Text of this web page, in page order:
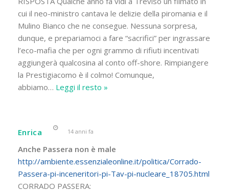
cui il neo-ministro cantava le delizie della piromania e il
Mulino Bianco che ne consegue. Nessuna sorpresa,
dunque, e prepariamoci a fare “sacrifici” per ingrassare
l’eco-mafia che per ogni grammo di rifiuti incentivati
aggiungerà qualcosina al conto off-shore. Rimpiangere
la Prestigiacomo è il colmo! Comunque,
abbiamo… Leggi il resto »
Enrica 14 anni fa
Anche Passera non è male
http://ambiente.essenzialeonline.it/politica/Corrado-
Passera-pi-inceneritori-pi-Tav-pi-nucleare_18705.html
CORRADO PASSERA: